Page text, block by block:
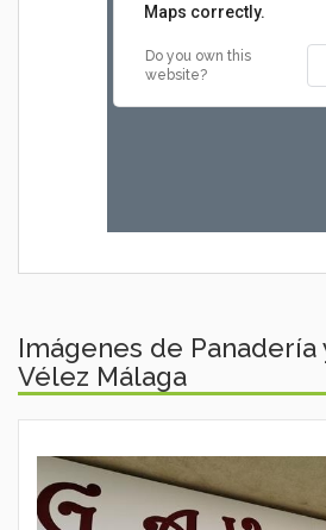
Maps correctly.
Do you own this
website?
Imágenes de
Vélez Málaga